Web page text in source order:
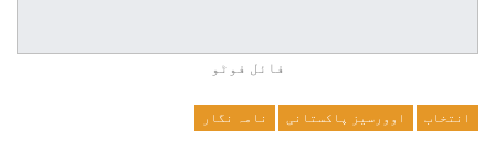
فائل فوٹو
انتخاب اوورسیز پاکستانی نامہ نگار